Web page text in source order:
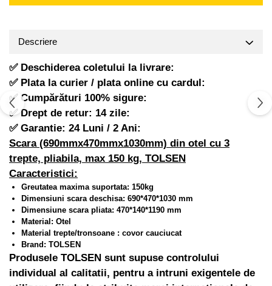
Nivela de masurat
pneumatice
Prelungitoare
Polizoare electrice de banc si
unghiulare
Rindele si freze pentru lemn
Redresoare auto - roboti de
pornire
Suflante cu aer cald
Scari metalice
Strungurii
Scule cu acumulator
Truse de scule
Hote Traditionale
Hote Country
Hote Insula
Hote Cupolare
Accesorii, consumabile hote
Masini de carnati ( CARNATARI )
Masini de spalat vase
Masini de spalat vase incorporabile
Masini de spalat vase independente
Masini de spalat rufe
Masini de spalat rufe frontale
Masini de spalat rufe verticale
Masini de spalat rufe incorporabile
Descriere
✅ Deschiderea coletului la livrare:
✅ Plata la curier / plata online cu cardul:
✅ Cumpărături 100% sigure:
✅ Drept de retur: 14 zile:
✅ Garantie: 24 Luni / 2 Ani:
Scara (690mmx470mmx1030mm) din otel cu 3
trepte, pliabila, max 150 kg, TOLSEN
Caracteristici:
Greutatea maxima suportata: 150kg
Dimensiuni scara deschisa: 690*470*1030 mm
Dimensiune scara pliata: 470*140*1190 mm
Material: Otel
Material trepte/tronsoane : covor cauciucat
Brand: TOLSEN
Produsele TOLSEN sunt supuse controlului
individual al calitatii, pentru a intruni exigentele de